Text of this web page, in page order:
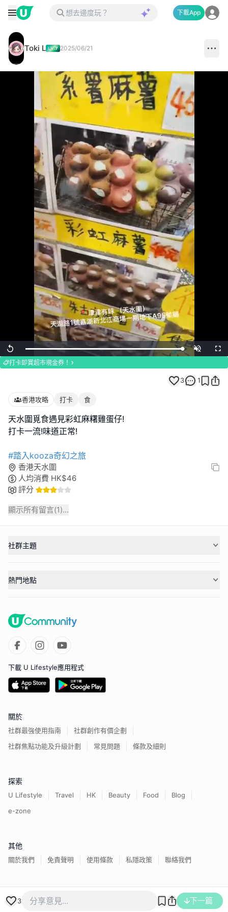
下載App
Toki L 2025/06/21
Replay Loaded:
100.00%
Unmute
打卡即賞超市現金券！
3 1
香港攻略 打卡 食
天水圍覓食遇見彩虹麻糬雞蛋仔!
打卡一流!味道正常!
#踏入kooza奇幻之旅
香港天水圍
人均消費 HK$46
評分
顯示所有留言(1)...
3 下一篇
社群主題
熱門地點
下載 U Lifestyle應用程式
關於
社群最強使用指南
社群創作有價企劃
社群焦點功能及升級計劃
常見問題 條款及細則
探索
U Lifestyle Travel HK Beauty Food
Blog
e-zone
其他
關於我們 免責聲明 使用條款 私隱政策 聯絡我們
香港經濟日報版權所有©